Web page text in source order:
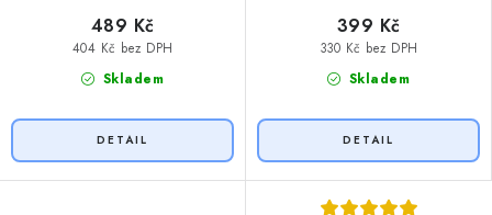
Skladem
404 Kč bez DPH
489 Kč
Skladem
330 Kč bez DPH
399 Kč